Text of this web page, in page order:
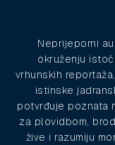
Neprijeporni
okruženju
vrhunskih
istinske
potvrđuje poznata
za plovidbom,
žive i razumiju